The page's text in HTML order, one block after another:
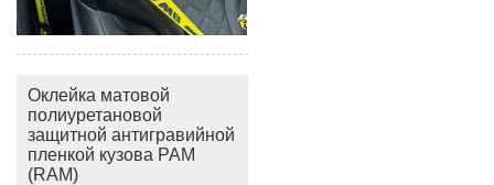
Оклейка матовой
полиуретановой
защитной антигравийной
пленкой кузова РАМ
(RAM)